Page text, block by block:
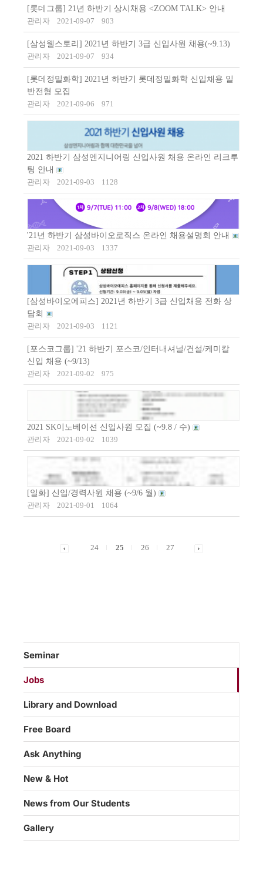
[롯데그룹] 21년 하반기 상시채용 <ZOOM TALK> 안내
관리자
2021-09-07 903
[삼성웰스토리] 2021년 하반기 3급 신입사원 채용(~9.13)
관리자
2021-09-07 934
[롯데정밀화학] 2021년 하반기 롯데정밀화학 신입채용 일
반전형 모집
관리자
2021-09-06 971
2021 하반기 삼성엔지니어링 신입사원 채용 온라인 리크루
팅 안내
관리자
2021-09-03 1128
'21년 하반기 삼성바이오로직스 온라인 채용설명회 안내
관리자
2021-09-03 1337
[삼성바이오에피스] 2021년 하반기 3급 신입채용 전화 상
담회
관리자
2021-09-03 1121
[포스코그룹] '21 하반기 포스코/인터내셔널/건설/케미칼
신입 채용 (~9/13)
관리자
2021-09-02 975
2021 SK이노베이션 신입사원 모집 (~9.8 / 수)
관리자
2021-09-02 1039
[일화] 신입/경력사원 채용 (~9/6 월)
관리자
2021-09-01 1064
24 25 26 27
Seminar
Jobs
Library and Download
Free Board
Ask Anything
New & Hot
News from Our Students
Gallery